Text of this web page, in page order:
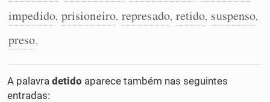
impedido, prisioneiro, represado, retido, suspenso,
preso.
A palavra detido aparece também nas seguintes
entradas: